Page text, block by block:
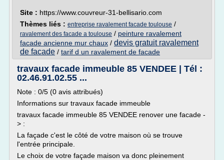
Site : https://www.couvreur-31-bellisario.com
Thèmes liés : entreprise ravalement facade toulouse /
ravalement des facade a toulouse / peinture ravalement
facade ancienne mur chaux / devis gratuit ravalement
de facade / tarif d un ravalement de facade
travaux facade immeuble 85 VENDEE | Tél :
02.46.91.02.55 ...
Note : 0/5 (0 avis attribués)
Informations sur travaux facade immeuble
travaux facade immeuble 85 VENDEE renover une facade -
> :
La façade c'est le côté de votre maison où se trouve
l'entrée principale.
Le choix de votre façade maison va donc pleinement